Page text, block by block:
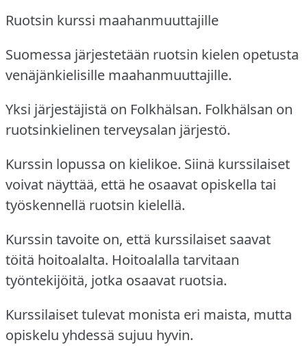
Ruotsin kurssi maahanmuuttajille
Suomessa järjestetään ruotsin kielen opetusta
venäjänkielisille maahanmuuttajille.
Yksi järjestäjistä on Folkhälsan. Folkhälsan on
ruotsinkielinen terveysalan järjestö.
Kurssin lopussa on kielikoe. Siinä kurssilaiset
voivat näyttää, että he osaavat opiskella tai
työskennellä ruotsin kielellä.
Kurssin tavoite on, että kurssilaiset saavat
töitä hoitoalalta. Hoitoalalla tarvitaan
työntekijöitä, jotka osaavat ruotsia.
Kurssilaiset tulevat monista eri maista, mutta
opiskelu yhdessä sujuu hyvin.